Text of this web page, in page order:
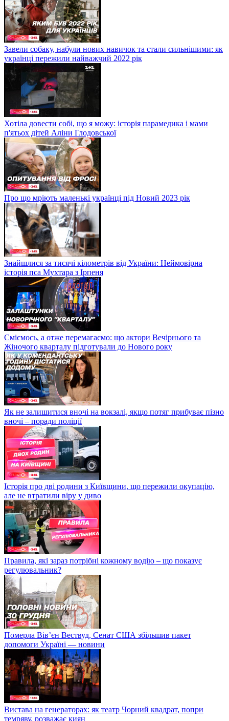
Завели собаку, набули нових навичок та стали сильнішими: як
українці пережили найважчий 2022 рік
Хотіла довести собі, що я можу: історія парамедика і мами
п'ятьох дітей Аліни Глодовської
Про що мріють маленькі українці під Новий 2023 рік
Знайшлися за тисячі кілометрів від України: Неймовірна
історія пса Мухтара з Ірпеня
Сміємось, а отже перемагаємо: що актори Вечірнього та
Жіночого кварталу підготували до Нового року
Як не залишитися вночі на вокзалі, якщо потяг прибуває пізно
вночі – поради поліції
Історія про дві родини з Київщини, що пережили окупацію,
але не втратили віру у диво
Правила, які зараз потрібні кожному водію – що показує
регулювальник?
Померла Вівʼєн Вествуд, Сенат США збільшив пакет
допомоги Україні — новини
Вистава на генераторах: як театр Чорний квадрат, попри
темряву, розважає киян